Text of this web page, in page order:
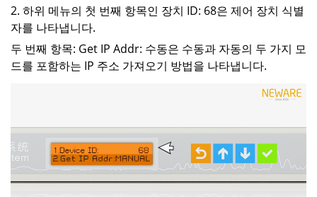
2. 하위 메뉴의 첫 번째 항목인 장치 ID: 68은 제어 장치 식별
자를 나타냅니다.
두 번째 항목: Get IP Addr: 수동은 수동과 자동의 두 가지 모
드를 포함하는 IP 주소 가져오기 방법을 나타냅니다.